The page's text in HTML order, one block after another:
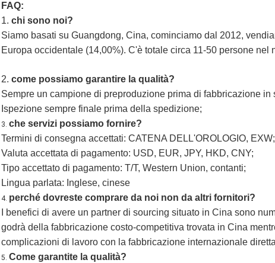
FAQ:
1. chi sono noi?
Siamo basati su Guangdong, Cina, cominciamo dal 2012,
Europa occidentale (14,00%). C'è totale circa 11-50 persone nel
2. come possiamo garantire la qualità?
Sempre un campione di preproduzione prima di fabbricazione in
Ispezione sempre finale prima della spedizione;
3. che servizi possiamo fornire?
Termini di consegna accettati: CATENA DELL'OROLOGIO, EXW;
Valuta accettata di pagamento: USD, EUR, JPY, HKD, CNY;
Tipo accettato di pagamento: T/T, Western Union, contanti;
Lingua parlata: Inglese, cinese
4. perché dovreste comprare da noi non da altri fornitori?
I benefici di avere un partner di sourcing situato in Cina sono
godrà della fabbricazione costo-competitiva trovata in Cina
complicazioni di lavoro con la fabbricazione internazionale
5. Come garantite la qualità?